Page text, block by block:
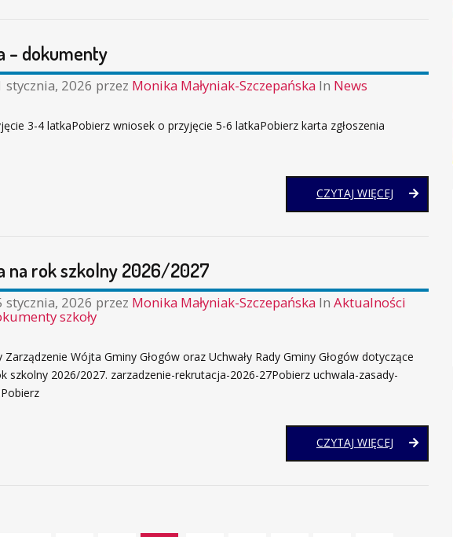
– dokumenty
stycznia, 2026 przez Monika Małyniak-Szczepańska In News
3-4 latkaPobierz wniosek o przyjęcie 5-6 latkaPobierz karta zgłoszenia
CZYTAJ WIĘCEJ REKRUTACJA
–
na rok szkolny 2026/2027
stycznia, 2026 przez Monika Małyniak-Szczepańska In Aktualności
szkoły
Wójta Gminy Głogów oraz Uchwały Rady Gminy Głogów dotyczące
szkolny 2026/2027. zarzadzenie-rekrutacja-2026-27Pobierz uchwala-zasady-
CZYTAJ WIĘCEJ REKRUTACJA
NA